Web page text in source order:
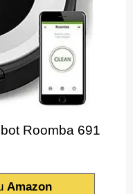
Roomba 691
Amazon